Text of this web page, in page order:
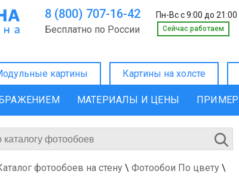
8 (800) 707-16-42 Пн-Вс с 9:00 до 21:00
Бесплатно по России Cейчас работаем
картины Картины на холсте
МАТЕРИАЛЫ И ЦЕНЫ
фотообоев на стену \ Фотообои По цвету \